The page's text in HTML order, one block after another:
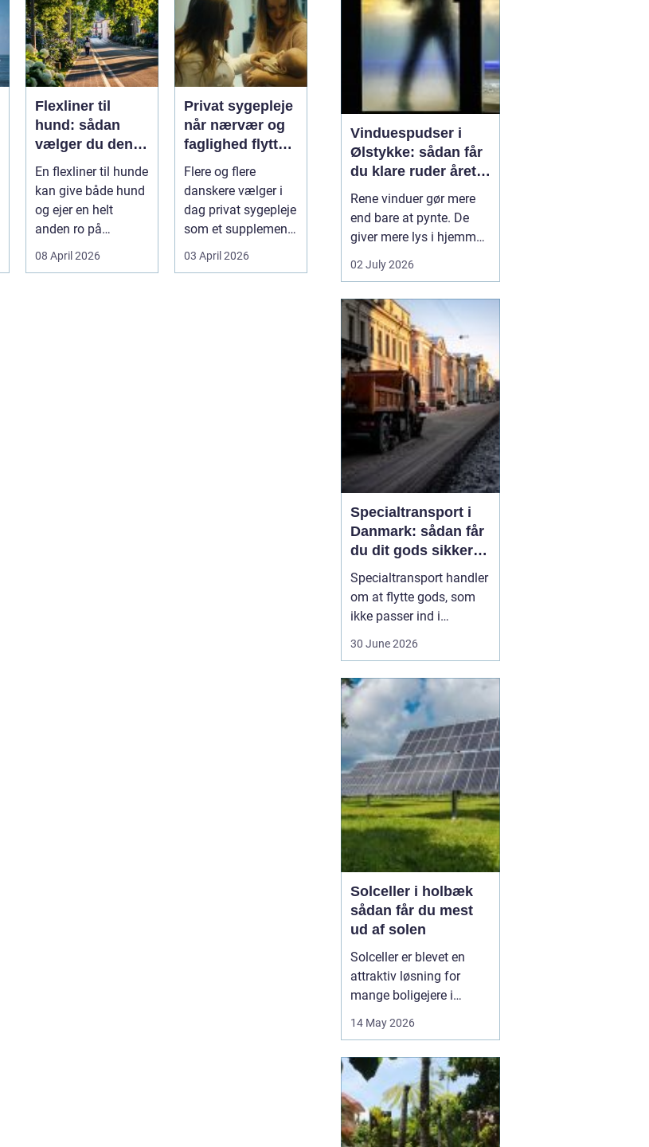
Flexliner til
hund: sådan
vælger du den
rigtige
En flexliner til hunde
kan give både hund
og ejer en helt
anden ro på
gåturen. Hun...
08 April 2026
Privat sygepleje
når nærvær og
faglighed flytter
hjem i stuen
Flere og flere
danskere vælger i
dag privat sygepleje
som et supplement
eller alternativ til det
off...
03 April 2026
Vinduespudser i
Ølstykke: sådan får
du klare ruder året
rundt
Rene vinduer gør mere
end bare at pynte. De
giver mere lys i hjemmet,
bedre udsigt og et
pænere indtryk, når
træder ind. Mange i
Ølstykke står dog med
samme udfordring:
Tiden, kræf...
02 July 2026
Specialtransport i
Danmark: sådan får
du dit gods sikkert
frem
Specialtransport handler
om at flytte gods, som
ikke passer ind i
for langt eller for tungt til
bare at kunne læsses på
en almindelig lastbil.
Når...
30 June 2026
Solceller i holbæk
sådan får du mest
ud af solen
Solceller er blevet en
attraktiv løsning for
mange boligejere i
ønsker at sænke
gøre noget godt for
klimaet. Med de stigende
energipriser og en øget
interesse for grøn
14 May 2026